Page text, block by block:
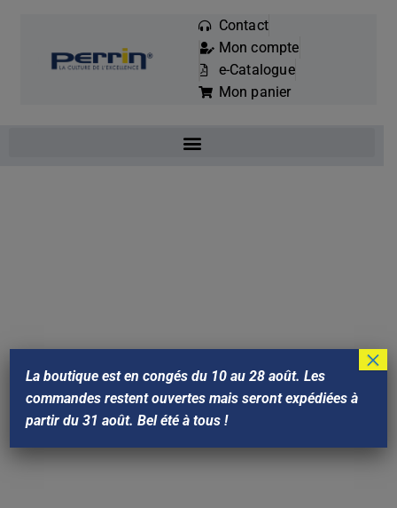
Mots
clés
:
Contact
Mon compte
e-Catalogue
Mon panier
La boutique est en congés du 10 au 28 août. Les
commandes restent ouvertes mais seront expédiées à
partir du 31 août. Bel été à tous !
×